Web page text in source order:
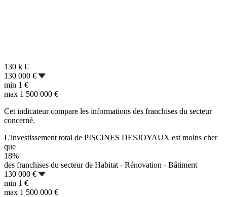
130 k €
130 000 €
min 1 €
max 1 500 000 €
Cet indicateur compare les informations des franchises du secteur
concerné.
L'investissement total de PISCINES DESJOYAUX est moins cher
que
18%
des franchises du secteur de Habitat - Rénovation - Bâtiment
130 000 €
min 1 €
max 1 500 000 €